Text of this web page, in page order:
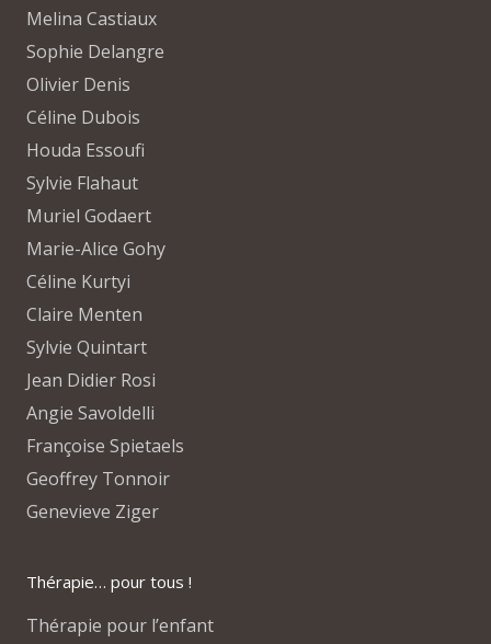
Melina Castiaux
Sophie Delangre
Olivier Denis
Céline Dubois
Houda Essoufi
Sylvie Flahaut
Muriel Godaert
Marie-Alice Gohy
Céline Kurtyi
Claire Menten
Sylvie Quintart
Jean Didier Rosi
Angie Savoldelli
Françoise Spietaels
Geoffrey Tonnoir
Genevieve Ziger
Thérapie… pour tous !
Thérapie pour l’enfant